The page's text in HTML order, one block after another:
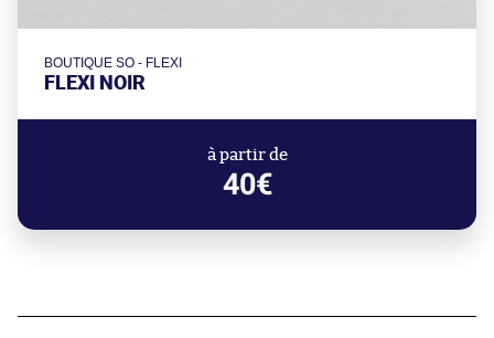
BOUTIQUE SO - FLEXI
FLEXI NOIR
à partir de
40€